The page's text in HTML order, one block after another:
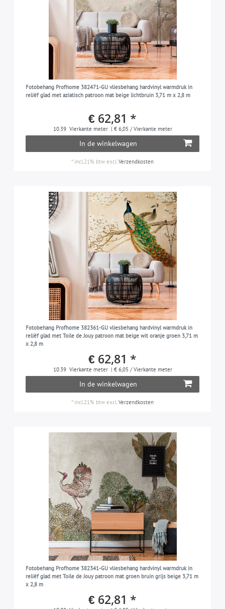
Fotobehang Profhome 382471-GU vliesbehang hardvinyl warmdruk in
reliëf glad met aziatisch patroon mat beige lichtbruin 3,71 m x 2,8 m
€ 62,81 *
10.39 Vierkante meter | € 6,05 / Vierkante meter
In de winkelwagen
* incl.21% btw excl. Verzendkosten
Fotobehang Profhome 382361-GU vliesbehang hardvinyl warmdruk in
reliëf glad met Toile de Jouy patroon mat beige wit oranje groen 3,71 m
x 2,8 m
€ 62,81 *
10.39 Vierkante meter | € 6,05 / Vierkante meter
In de winkelwagen
* incl.21% btw excl.Verzendkosten
Fotobehang Profhome 382341-GU vliesbehang hardvinyl warmdruk in
reliëf glad met Toile de Jouy patroon mat groen bruin grijs beige 3,71 m
x 2,8 m
€ 62,81 *